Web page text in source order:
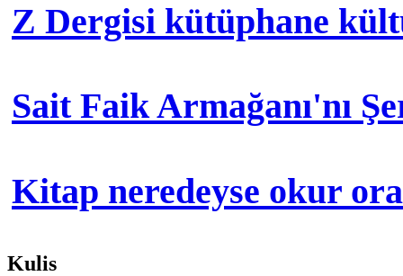
Z Dergisi kütüphane
Sait Faik Armağanı'nı
Kitap neredeyse okur
Kulis